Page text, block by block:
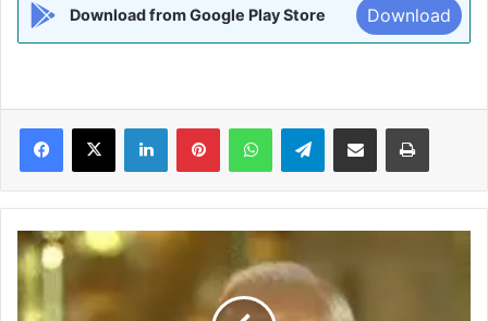
Download from Google Play Store Download
Facebook
X LinkedInPinterestWhatsAppTelegramShare via Email Print
“कांग्रेस
की
ने